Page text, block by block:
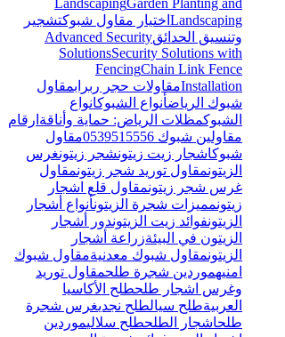
LandscapingGarden Planting and
Landscaping اختيار مقاول شبوكتشجير
وتنسيق الحدائقAdvanced Security
SolutionsSecurity Solutions with
FencingChain Link Fence
Installationمقاولات حجر ربرابمقاول
شبوك الرياضأنواع الشبوكانواع
الشبوكمظلات الرياض: حماية وأناقة ارقام
مقاولين شبوك 0539515556
مقاول
شبوكاشجار زيت زيتونشجر زيتونغرس
الزيتونمقاول توريد شجر زيتونمقاول
غرس شجر زيتونمقاول قلع اشجار
زيتونمميزات شجرة الزيتونأنواع أشجار
الزيتونفوائد زيت الزيتوندور أشجار
الزيتون في البيئةزراعة أشجار
الزيتونمقاول شبوك معدنيةمقاول شبوك
امنيهموردين شجرة طلحمقاول توريد
وغرس اشجار طلحطلح الأكاسيا
العربيةطلح سيالطلح نجديغرس شجرة
طلحاشجار الطلحطلح سلاليموردين